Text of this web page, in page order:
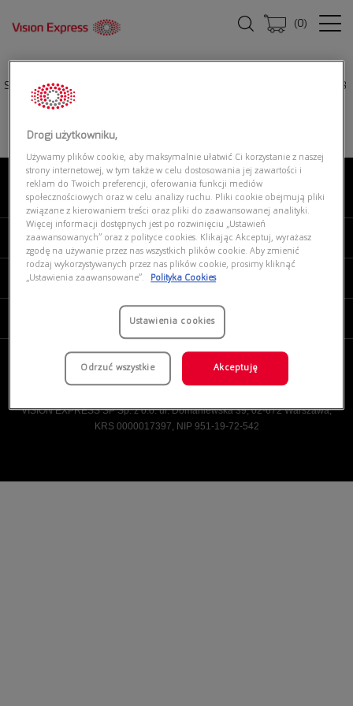
(0)
Strona główna| POLO RALPH LAUREN 0PH1215 9468
O NAS
MOJE VISION EXPRESS
PRODUKTY I USŁUGI
VISION EXPRESS SP Sp. z o.o. ul. Domaniewska 39, 02-672 Warszawa,
KRS 0000017397, NIP 951-19-72-542
Drogi użytkowniku,
Używamy plików cookie, aby maksymalnie ułatwić Ci korzystanie z naszej
strony internetowej, w tym także w celu dostosowania jej zawartości i
reklam do Twoich preferencji, oferowania funkcji mediów
społecznościowych oraz w celu analizy ruchu. Pliki cookie obejmują pliki
związane z kierowaniem treści oraz pliki do zaawansowanej analityki.
Więcej informacji dostępnych jest po rozwinięciu „Ustawień
zaawansowanych” oraz z polityce cookies. Klikając Akceptuj, wyrażasz
zgodę na używanie przez nas wszystkich plików cookie. Aby zmienić
rodzaj wykorzystywanych przez nas plików cookie, prosimy kliknąć
„Ustawienia zaawansowane”.
Polityka Cookies
Ustawienia cookies
Odrzuć wszystkie Akceptuję